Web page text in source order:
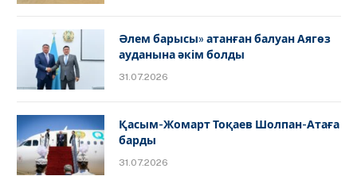
Әлем барысы» атанған балуан Аягөз
ауданына әкім болды
31.07.2026
Қасым-Жомарт Тоқаев Шолпан-Атаға
барды
31.07.2026